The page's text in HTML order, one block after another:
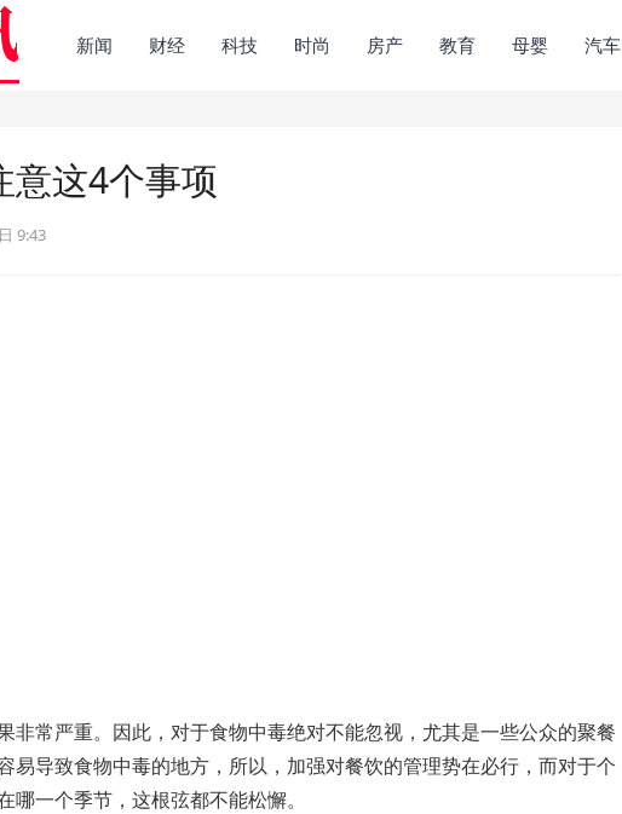
新闻 财经 科技 时尚 房产 教育 母婴 汽车
意这4个事项
9:43
非常严重。因此，对于食物中毒绝对不能忽视，尤其是一些公众的聚餐
易导致食物中毒的地方，所以，加强对餐饮的管理势在必行，而对于个
一个季节，这根弦都不能松懈。